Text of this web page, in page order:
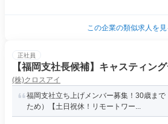
この企業の類似求人を見
正社員
【福岡支社長候補】キャスティン
(株)クロスアイ
福岡支社立ち上げメンバー募集！30歳ま
ため）【土日祝休！リモートワー...